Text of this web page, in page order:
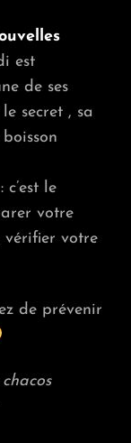
est
de ses
secret , sa
: c’est le
votre
vérifier votre
de prévenir